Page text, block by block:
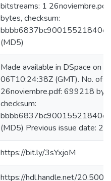
bitstreams: 1
bytes, checksum:
(MD5)
Made available in DSpace on
06T10:24:38Z (GMT). No. of
26noviembre.pdf: 699218
checksum:
(MD5) Previous issue date:
https://bit.ly/3sYxjoM
https://hdl.handle.net/